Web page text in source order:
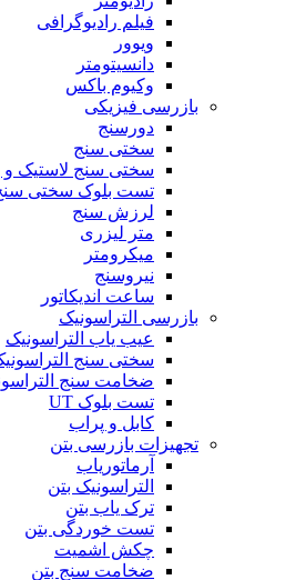
فیلم رادیوگرافی
ویوور
دانسیتومتر
وکیوم باکس
بازرسی فیزیکی
دورسنج
سختی سنج
سختی سنج لاستیک و
تست بلوک سختی
لرزش سنج
متر لیزری
میکرومتر
نیروسنج
ساعت اندیکاتور
بازرسی التراسونیک
عیب یاب التراسونیک
سختی سنج
ضخامت سنج
تست بلوک UT
کابل و پراب
تجهیزات بازرسی بتن
آرماتوریاب
التراسونیک بتن
ترک یاب بتن
تست خوردگی بتن
چکش اشمیت
ضخامت سنج بتن